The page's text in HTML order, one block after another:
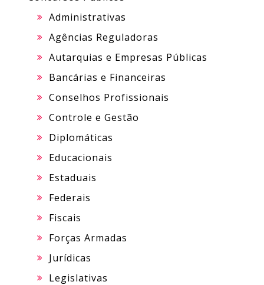
Administrativas
Agências Reguladoras
Autarquias e Empresas Públicas
Bancárias e Financeiras
Conselhos Profissionais
Controle e Gestão
Diplomáticas
Educacionais
Estaduais
Federais
Fiscais
Forças Armadas
Jurídicas
Legislativas